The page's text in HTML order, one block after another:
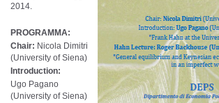
2014.
PROGRAMMA:
Chair: Nicola Dimitri
(University of Siena)
Introduction:
Ugo Pagano
(University of Siena)